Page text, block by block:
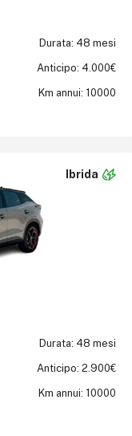
Durata: 48 mesi
Anticipo: 4.000€
Km annui: 10000
Ibrida
Durata: 48 mesi
Anticipo: 2.900€
Km annui: 10000